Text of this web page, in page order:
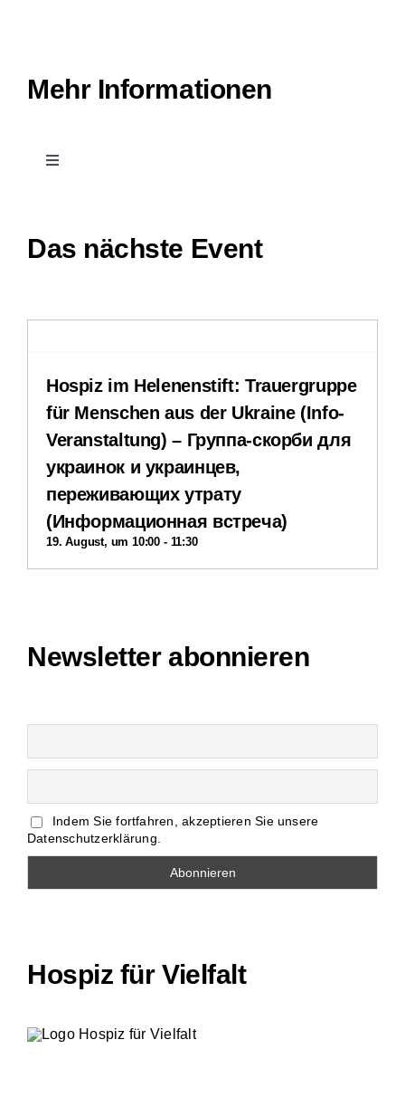
Mehr Informationen
Toggle
Downloads
Impressum
Datenschutzerklärung
Interner Bereich
Das nächste Event
Hospiz im Helenenstift: Trauergruppe
für Menschen aus der Ukraine (Info-
Veranstaltung) – Группа-скорби для
украинок и украинцев,
переживающих утрату
(Информационная встреча)
19. August, um 10:00 - 11:30
Newsletter abonnieren
Indem Sie fortfahren, akzeptieren Sie unsere
Datenschutzerklärung.
Hospiz für Vielfalt